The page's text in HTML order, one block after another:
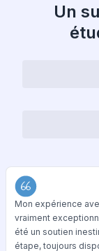
Un
Mon expérience
vraiment
été un soutien
étape, toujours